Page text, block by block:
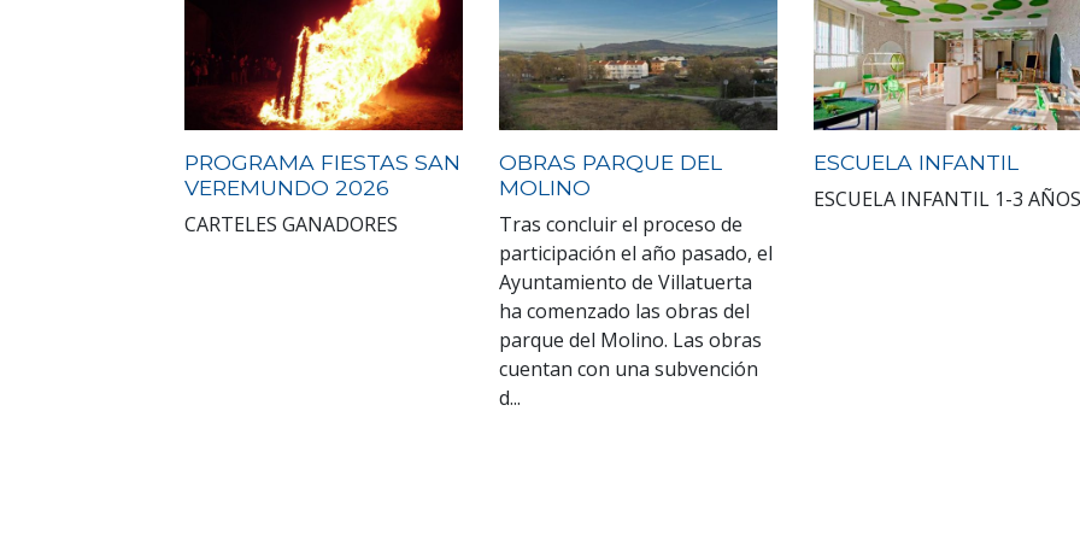
PROGRAMA FIESTAS SAN
VEREMUNDO 2026
CARTELES GANADORES
OBRAS PARQUE DEL
MOLINO
Tras concluir el proceso de
participación el año pasado, el
Ayuntamiento de Villatuerta
ha comenzado las obras del
parque del Molino. Las obras
cuentan con una subvención
d...
ESCUELA INFANTIL
ESCUELA INFANTIL 1-3